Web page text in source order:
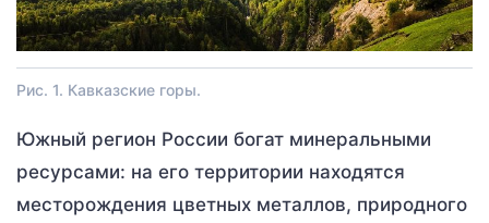
Рис. 1. Кавказские горы.
Южный регион России богат минеральными
ресурсами: на его территории находятся
месторождения цветных металлов, природного